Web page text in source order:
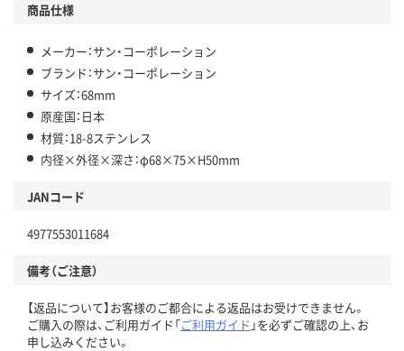
商品仕様
メーカー：サン・コーポレーション
ブランド：サン・コーポレーション
サイズ：68mm
原産国：日本
材質：18-8ステンレス
内径×外径×深さ：φ68×75×H50mm
JANコード
4977553011684
備考（ご注意）
【返品について】お客様のご都合による返品はお受けできません。
ご購入の際は、ご利用ガイド「ご利用ガイド 」を必ずご確認の上、お
申し込みください。